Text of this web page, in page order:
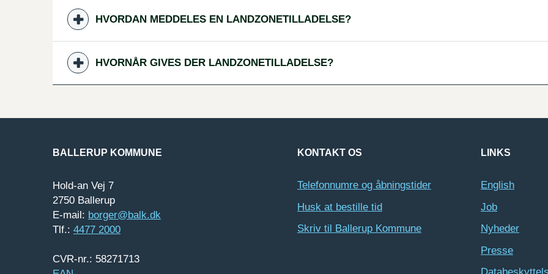
HVORDAN MEDDELES EN LANDZONETILLADELSE?
HVORNÅR GIVES DER LANDZONETILLADELSE?
BALLERUP KOMMUNE
Hold-an Vej 7
2750 Ballerup
E-mail: borger@balk.dk
Tlf.: 4477 2000
CVR-nr.: 58271713
KONTAKT OS
Telefonnumre og åbningstider
Husk at bestille tid
Skriv til Ballerup Kommune
LINKS
English
Job
Nyheder
Presse